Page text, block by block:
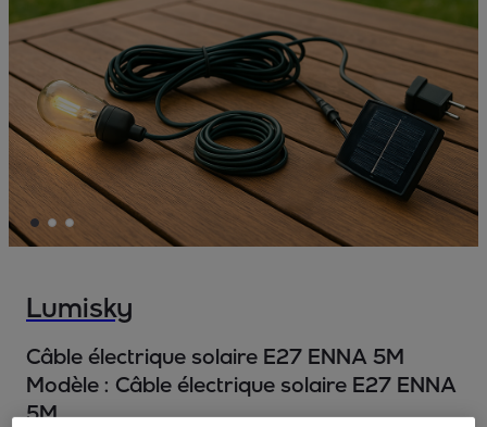
Lumisky
Câble électrique solaire E27 ENNA 5M
Modèle : Câble électrique solaire E27 ENNA
5M